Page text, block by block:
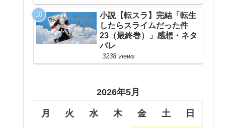
小説【転スラ】完結「転生
したらスライムだった件
23（最終巻）」感想・ネタ
バレ
3238 views
2026年5月
月 火 水 木 金 土 日